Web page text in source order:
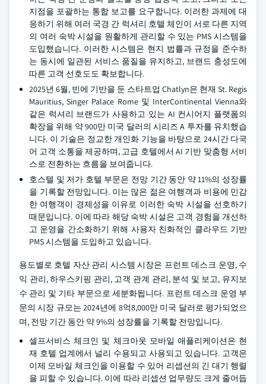
지점을 포괄하는 통합 보고를 요구합니다. 이러한 과제에 대
응하기 위해 여러 국경 간 럭셔리 호텔 체인이 서로 다른 지역
의 여러 숙박 시설을 원활하게 관리할 수 있는 PMS 시스템을
도입했습니다. 이러한 시스템은 현지 법률과 규정을 준수하
는 동시에 일관된 서비스 품질을 유지하고, 브랜드 충성도에
따른 고객 선호도도 확보합니다.
2025년 6월, 빈에 기반을 둔 스타트업 Chatlyn은 현재 St. Regis
Mauritius, Singer Palace Rome 및 InterContinental Vienna와
같은 럭셔리 브랜드가 사용하고 있는 AI 컨시어지 플랫폼의
확장을 위해 약 900만 미국 달러의 시리즈 A 투자를 유치했습
니다. 이 기술은 정교한 개인화 기능을 바탕으로 24시간 다국
어 고객 소통을 제공하며, 고급 호텔에서 AI 기반 맞춤형 서비
스로 전환하는 흐름을 보여줍니다.
호스텔 및 저가 호텔 부문은 전망 기간 동안 약 11%의 성장률
을 기록할 전망입니다. 이는 많은 젊은 여행객과 비용에 민감
한 여행객이 경제성을 이유로 이러한 숙박 시설을 선호하기
때문입니다. 이에 따라 해당 숙박 시설은 고객 경험을 개선하
고 운영을 간소화하기 위해 사용자 친화적인 클라우드 기반
PMS 시스템을 도입하고 있습니다.
용도별로 호텔 자산 관리 시스템 시장은 프런트 데스크 운영, 수
익 관리, 하우스키핑 관리, 고객 관계 관리, 분석 및 보고, 유지보
수 관리 및 기타 부문으로 세분화됩니다. 프런트 데스크 운영 부
문의 시장 규모는 2024년에 8억8,000만 미국 달러로 평가되었으
며, 전망 기간 동안 약 9%의 성장률을 기록할 전망입니다.
셀프서비스 체크인 및 체크아웃 모바일 애플리케이션은 현
재 호텔 업계에서 널리 수용되고 사용되고 있습니다. 고객은
이제 모바일 체크인을 이용할 수 있어 리셉션의 긴 대기 행렬
을 피할 수 있습니다. 이에 따라 리셉션 업무량도 크게 줄어듭